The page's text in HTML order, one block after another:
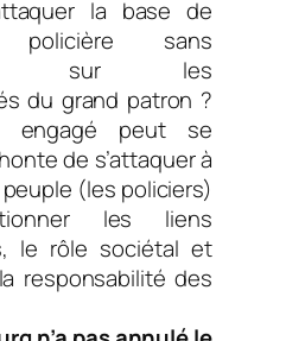
la base de
policière sans
sur les
du grand patron ?
engagé peut se
de s’attaquer à
(les policiers)
les liens
le rôle sociétal et
responsabilité des